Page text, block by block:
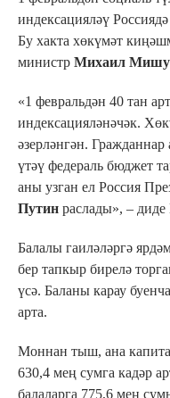
индексацияләү
Бу хакта хөкүмәт
министр Михаил
«1 февральдән 40 тан
индексацияләнәчәк.
әзерләнгән.
үтәү федераль бюджет
аны узган ел Россия
Путин раслады», –
Балалы гаиләләргә
бер тапкыр бирелә
үсә. Баланы карау
арта.
Моннан тыш, ана
630,4 мең сумга кадәр
балаларга 775,6 мең